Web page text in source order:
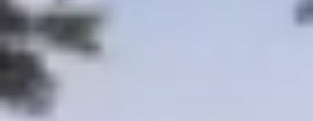
Kundeninformationen
Digitale Betriebsanleitung